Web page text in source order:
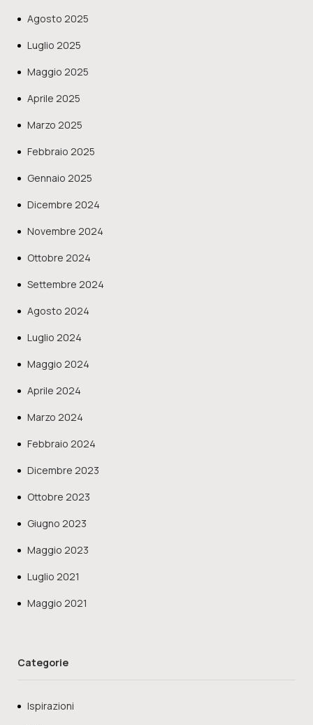
Agosto 2025
Luglio 2025
Maggio 2025
Aprile 2025
Marzo 2025
Febbraio 2025
Gennaio 2025
Dicembre 2024
Novembre 2024
Ottobre 2024
Settembre 2024
Agosto 2024
Luglio 2024
Maggio 2024
Aprile 2024
Marzo 2024
Febbraio 2024
Dicembre 2023
Ottobre 2023
Giugno 2023
Maggio 2023
Luglio 2021
Maggio 2021
Categorie
Ispirazioni